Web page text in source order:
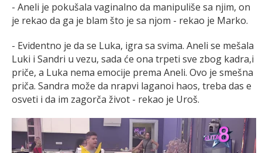
- Aneli je pokušala vaginalno da manipuliše sa njim, on
je rekao da ga je blam što je sa njom - rekao je Marko.
- Evidentno je da se Luka, igra sa svima. Aneli se mešala
Luki i Sandri u vezu, sada će ona trpeti sve zbog kadra,i
priče, a Luka nema emocije prema Aneli. Ovo je smešna
priča. Sandra može da nrapvi laganoi haos, treba das e
osveti i da im zagorča život - rekao je Uroš.